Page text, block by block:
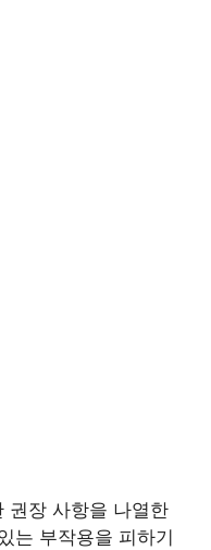
권장 사항을 나열한
는 부작용을 피하기